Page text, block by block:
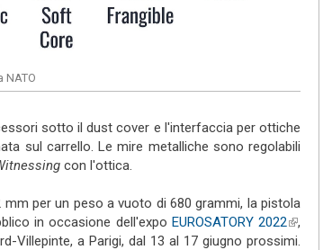
NATO
sotto il dust cover e l'interfaccia per ottiche
sul carrello. Le mire metalliche sono regolabili
con l'ottica.
per un peso a vuoto di 680 grammi, la pistola
in occasione dell'expo EUROSATORY 2022(link is
external)
,
Villepinte, a Parigi, dal 13 al 17 giugno prossimi.